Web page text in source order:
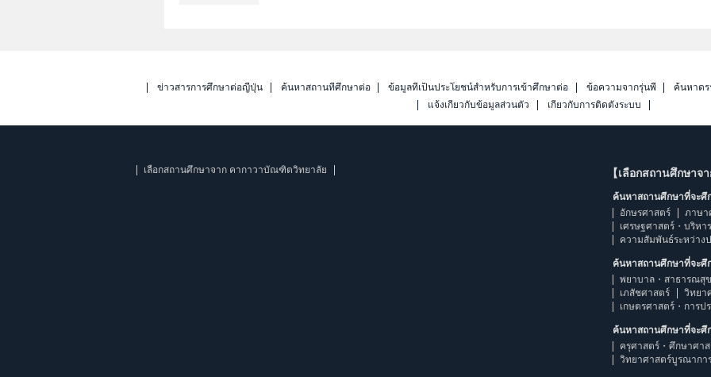
ข่าวสารการศึกษาต่อญี่ปุ่น ค้นหาสถานที่ศึกษาต่อ ข้อมูลที่เป็นประโยชน์สำหรับการเข้าศึกษาต่อ ข้อความจากรุ่นพี่
ค้นหาด
แจ้งเกี่ยวกับข้อมูลส่วนตัว
เกี่ยวกับการติดตั้งระบบ
เลือกสถานศึกษาจาก คากาวาบัณฑิตวิทยาลัย 【เลือกสถานศึกษาจ
ค้นหาสถานศึกษาที่จะศึ
อักษรศาสตร์
ภาษา
เศรษฐศาสตร์・บริห
ความสัมพันธ์ระหว่าง
ค้นหาสถานศึกษาที่จะศึ
พยาบาล・สาธารณสุ
เภสัชศาสตร์
วิทยา
เกษตรศาสตร์・การป
ค้นหาสถานศึกษาที่จะศึ
ครุศาสตร์・ศึกษาศา
วิทยาศาสตร์บูรณากา